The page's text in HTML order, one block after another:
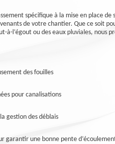
spécifique à la mise en place de
de votre chantier. Que ce soit
l’égout ou des eaux pluviales, nous
des fouilles
pour canalisations
gestion des déblais
garantir une bonne pente